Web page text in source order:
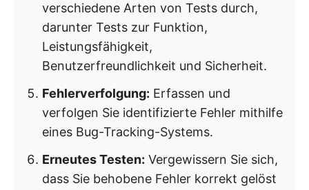
verschiedene Arten von Tests durch,
darunter Tests zur Funktion,
Leistungsfähigkeit,
Benutzerfreundlichkeit und Sicherheit.
Fehlerverfolgung: Erfassen und
verfolgen Sie identifizierte Fehler mithilfe
eines Bug-Tracking-Systems.
Erneutes Testen: Vergewissern Sie sich,
dass Sie behobene Fehler korrekt gelöst